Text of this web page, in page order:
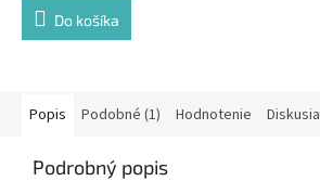
Do košíka
Popis Podobné (1) Hodnotenie Diskusia
Podrobný popis